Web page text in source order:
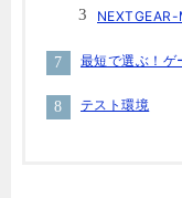
最短で選ぶ！ゲ
テスト環境